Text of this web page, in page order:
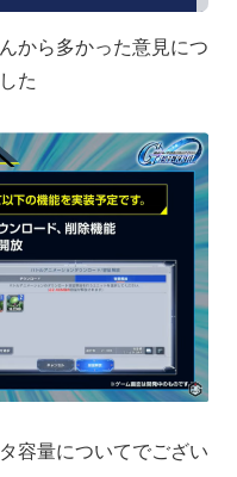
から多かった意見につ
た
容量についてでござい